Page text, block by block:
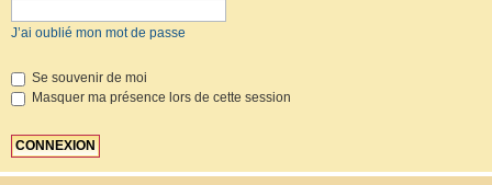
J’ai oublié mon mot de passe
Se souvenir de moi
Masquer ma présence lors de cette session